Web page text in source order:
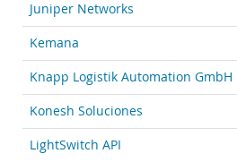
Juniper Networks
Kemana
Knapp Logistik Automation GmbH
Konesh Soluciones
LightSwitch API